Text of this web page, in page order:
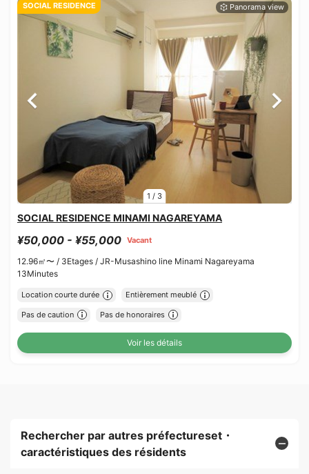
1 / 3
SOCIAL RESIDENCE
SOCIAL RESIDENCE MINAMI NAGAREYAMA
¥50,000 - ¥55,000 Vacant
12.96㎡〜 / 3Etages / JR-Musashino line Minami Nagareyama
13Minutes
Location courte durée Entièrement meublé
Pas de caution Pas de honoraires
Voir les détails
Rechercher par autres préfectureset・
caractéristiques des résidents